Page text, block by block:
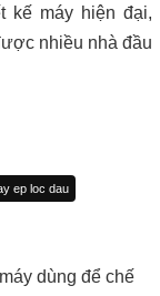
kế máy hiện đại,
nhiều nhà đầu
ep loc dau
dùng để chế